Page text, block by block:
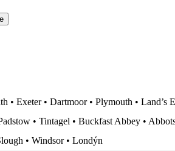
• Exeter • Dartmoor • Plymouth • Land’s
• Tintagel • Buckfast Abbey •
• Windsor • Londýn